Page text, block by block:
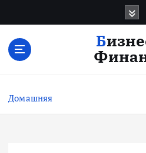
с
Бизнес и
Домашняя